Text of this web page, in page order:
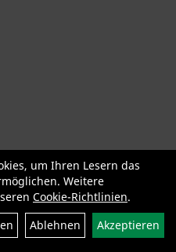
Cervélo BMC Orbea
Yeti
Komponenten
Bekleidung
Sale
um Ihren Lesern das
Weitere
Cookie-Richtlinien.
Ablehnen Akzeptieren